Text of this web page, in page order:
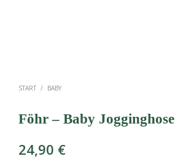
START / BABY
Föhr – Baby Jogginghose
24,90 €